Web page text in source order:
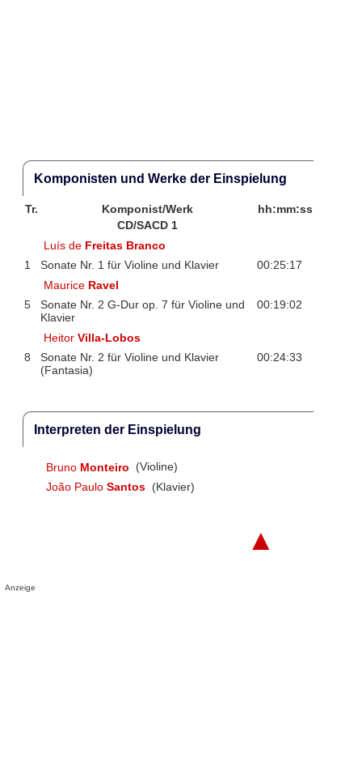
Komponisten und Werke der Einspielung
Tr. Komponist/Werk
hh:mm:ss
CD/SACD 1
Luís de Freitas Branco
1
Sonate Nr. 1 für Violine und Klavier
00:25:17
Maurice Ravel
5
Sonate Nr. 2 G-Dur op. 7 für Violine und
Klavier
00:19:02
HeitorVilla-Lobos
8
Sonate Nr. 2 für Violine und Klavier
(Fantasia)
00:24:33
Interpreten der Einspielung
Bruno Monteiro
(Violine)
João Paulo Santos (Klavier)
▲
Anzeige